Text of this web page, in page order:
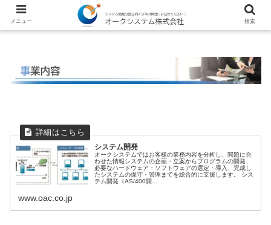
システム開発
オークシステムではお客様の業務内容を分析し、問題に合
わせた情報システムの企画・立案からプログラムの開発、
必要なハードウェア・ソフトウェアの選定・導入、完成し
たシステムの保守・管理までを総合的に支援します。 シス
テム開発（AS/400開...
www.oac.co.jp
メニュー 検索